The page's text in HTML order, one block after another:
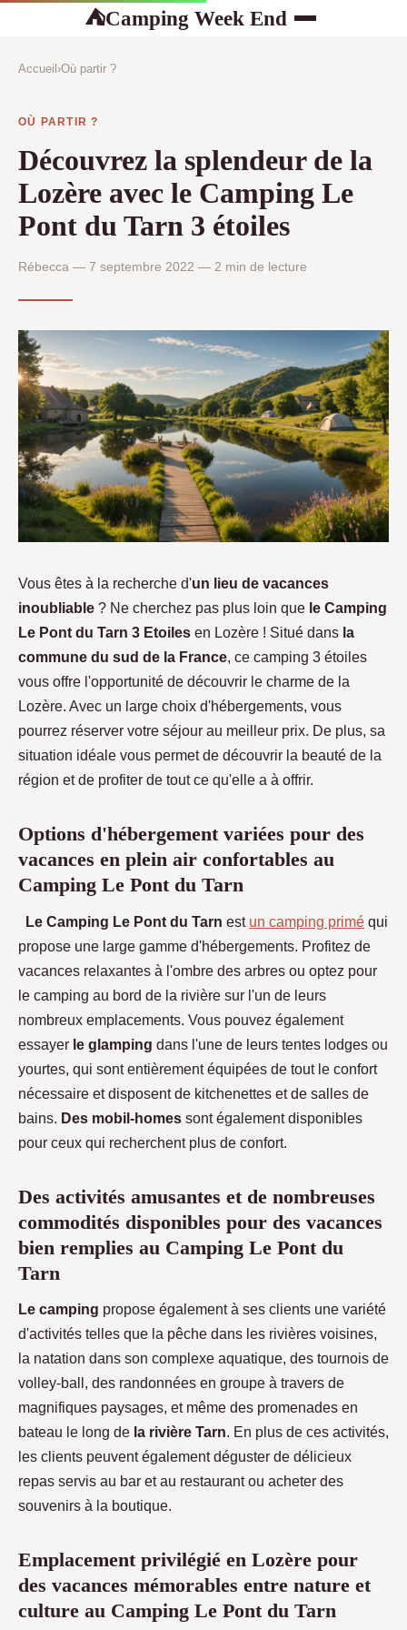
⛺Camping Week End
Accueil ›Où partir ?
OÙ PARTIR ?
Découvrez la splendeur de la
Lozère avec le Camping Le
Pont du Tarn 3 étoiles
Rébecca — 7 septembre 2022 — 2 min de lecture
Vous êtes à la recherche d'un lieu de vacances
inoubliable ? Ne cherchez pas plus loin que le Camping
Le Pont du Tarn 3 Etoiles en Lozère ! Situé dans la
commune du sud de la France, ce camping 3 étoiles
vous offre l'opportunité de découvrir le charme de la
Lozère. Avec un large choix d'hébergements, vous
pourrez réserver votre séjour au meilleur prix. De plus, sa
situation idéale vous permet de découvrir la beauté de la
région et de profiter de tout ce qu'elle a à offrir.
Options d'hébergement variées pour des
vacances en plein air confortables au
Camping Le Pont du Tarn
Le Camping Le Pont du Tarn est un camping primé qui
propose une large gamme d'hébergements. Profitez de
vacances relaxantes à l'ombre des arbres ou optez pour
le camping au bord de la rivière sur l'un de leurs
nombreux emplacements. Vous pouvez également
essayer le glamping dans l'une de leurs tentes lodges ou
yourtes, qui sont entièrement équipées de tout le confort
nécessaire et disposent de kitchenettes et de salles de
bains. Des mobil-homes sont également disponibles
pour ceux qui recherchent plus de confort.
Des activités amusantes et de nombreuses
commodités disponibles pour des vacances
bien remplies au Camping Le Pont du
Tarn
Le camping propose également à ses clients une variété
d'activités telles que la pêche dans les rivières voisines,
la natation dans son complexe aquatique, des tournois de
volley-ball, des randonnées en groupe à travers de
magnifiques paysages, et même des promenades en
bateau le long de la rivière Tarn. En plus de ces activités,
les clients peuvent également déguster de délicieux
repas servis au bar et au restaurant ou acheter des
souvenirs à la boutique.
Emplacement privilégié en Lozère pour
des vacances mémorables entre nature et
culture au Camping Le Pont du Tarn